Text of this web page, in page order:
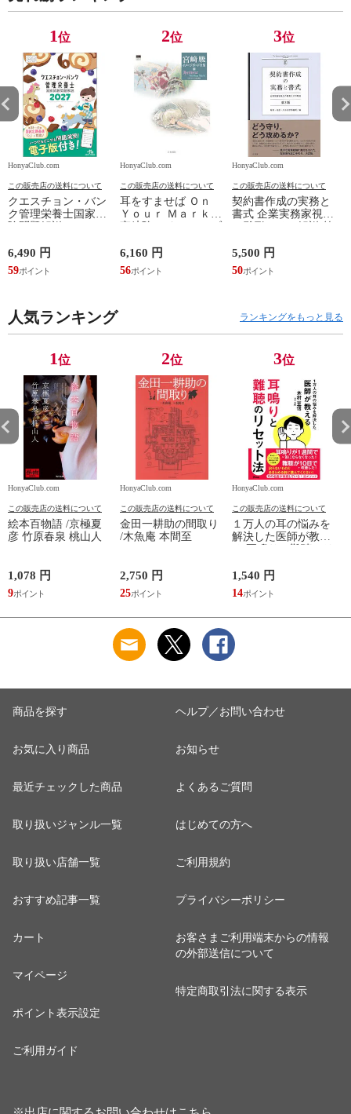
1位
HonyaClub.com
この販売店の送料について
クエスチョン・バン
ク管理栄養士国家試
科学研究所
6,490 円
59
2位
HonyaClub.com
この販売店の送料について
耳をすませば Ｏｎ
Ｙｏｕｒ Ｍａｒｋ /
6,160 円
56
3位
HonyaClub.com
この販売店の送料について
契約書作成の実務と
書式 企業実務家視点
片山法律
5,500 円
50
人気ランキング ランキングをもっと見る
1位
HonyaClub.com
この販売店の送料について
絵本百物語 /京極夏
彦 竹原春泉 桃山人
1,078 円
9
2位
HonyaClub.com
この販売店の送料について
金田一耕助の間取り
/木魚庵 本間至
2,750 円
25
3位
HonyaClub.com
この販売店の送料について
１万人の耳の悩みを
解決した医師が教え
1,540 円
14
商品を探す
お気に入り商品
最近チェックした商品
取り扱いジャンル一覧
取り扱い店舗一覧
おすすめ記事一覧
カート
マイページ
ポイント表示設定
ご利用ガイド
ヘルプ／お問い合わせ
お知らせ
よくあるご質問
はじめての方へ
ご利用規約
プライバシーポリシー
お客さまご利用端末からの情報
の外部送信について
特定商取引法に関する表示